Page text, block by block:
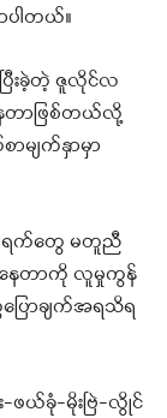
ပါတယ်။
ြီးခဲ့တဲ့ ဇူလိုင်လ
တာဖြစ်တယ်လို့
ျက်နှာမှာ
တဲ့ ရက်တွေ မတူညီ
နေတာကို လူမှုကွန်
ောချက်အရသိရ
-ဖယ်ခုံ-မိုးဗြဲ-လွိုင်